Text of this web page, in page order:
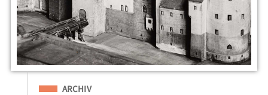
Eingeordnet unter
ARCHIV